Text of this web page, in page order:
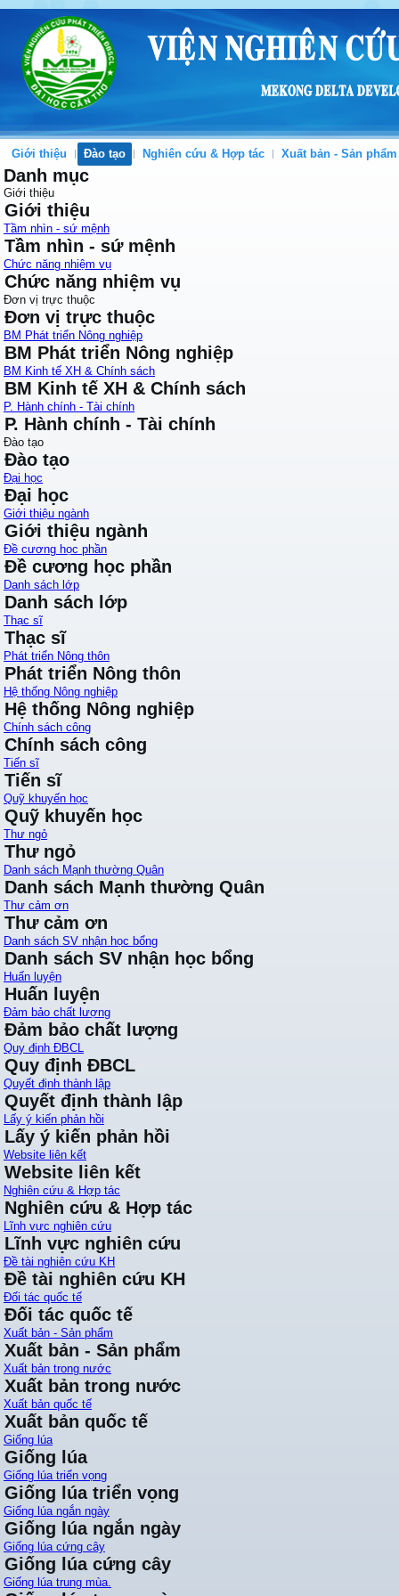
Giới thiệu Đào tạo Nghiên cứu & Hợp tác Xuất bản - Sản phẩm
Danh mục
Giới thiệu
Giới thiệu
Tầm nhìn - sứ mệnh
Tầm nhìn - sứ mệnh
Chức năng nhiệm vụ
Chức năng nhiệm vụ
Đơn vị trực thuộc
Đơn vị trực thuộc
BM Phát triển Nông nghiệp
BM Phát triển Nông nghiệp
BM Kinh tế XH & Chính sách
BM Kinh tế XH & Chính sách
P. Hành chính - Tài chính
P. Hành chính - Tài chính
Đào tạo
Đào tạo
Đại học
Đại học
Giới thiệu ngành
Giới thiệu ngành
Đề cương học phần
Đề cương học phần
Danh sách lớp
Danh sách lớp
Thạc sĩ
Thạc sĩ
Phát triển Nông thôn
Phát triển Nông thôn
Hệ thống Nông nghiệp
Hệ thống Nông nghiệp
Chính sách công
Chính sách công
Tiến sĩ
Tiến sĩ
Quỹ khuyến học
Quỹ khuyến học
Thư ngỏ
Thư ngỏ
Danh sách Mạnh thường Quân
Danh sách Mạnh thường Quân
Thư cảm ơn
Thư cảm ơn
Danh sách SV nhận học bổng
Danh sách SV nhận học bổng
Huấn luyện
Huấn luyện
Đảm bảo chất lượng
Đảm bảo chất lượng
Quy định ĐBCL
Quy định ĐBCL
Quyết định thành lập
Quyết định thành lập
Lấy ý kiến phản hồi
Lấy ý kiến phản hồi
Website liên kết
Website liên kết
Nghiên cứu & Hợp tác
Nghiên cứu & Hợp tác
Lĩnh vực nghiên cứu
Lĩnh vực nghiên cứu
Đề tài nghiên cứu KH
Đề tài nghiên cứu KH
Đối tác quốc tế
Đối tác quốc tế
Xuất bản - Sản phẩm
Xuất bản - Sản phẩm
Xuất bản trong nước
Xuất bản trong nước
Xuất bản quốc tế
Xuất bản quốc tế
Giống lúa
Giống lúa
Giống lúa triển vọng
Giống lúa triển vọng
Giống lúa ngắn ngày
Giống lúa ngắn ngày
Giống lúa cứng cây
Giống lúa cứng cây
Giống lúa trung mùa.